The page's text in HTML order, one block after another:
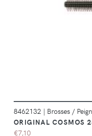
8462132 | Brosses /
ORIGINAL COSMOS
€7,10